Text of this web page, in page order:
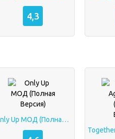
4,3
Only Up МОД (Полная Версия)